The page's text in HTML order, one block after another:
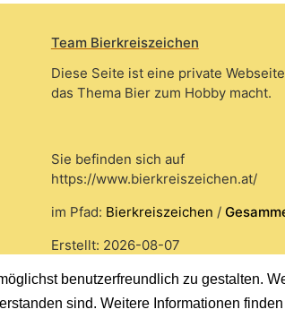
benutzerfreundlich zu gestalten.
sind. Weitere Informationen
Team Bierkreiszeichen
Diese Seite ist eine private
das Thema Bier zum Hobby macht.
Sie befinden sich auf
https://www.bierkreiszeichen.at/
im Pfad: Bierkreiszeichen /
Erstellt: 2026-08-07
© 2020 Copyright Team